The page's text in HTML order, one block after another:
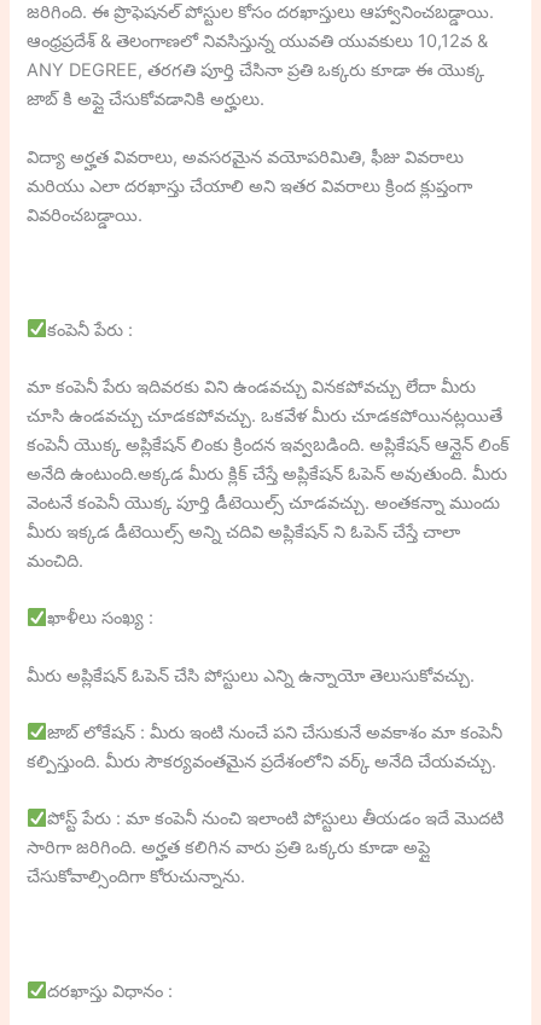
జరిగింది. ఈ ప్రొఫెషనల్ పోస్టుల కోసం దరఖాస్తులు ఆహ్వానించబడ్డాయి.
ఆంధ్రప్రదేశ్ & తెలంగాణలో నివసిస్తున్న యువతి యువకులు 10,12వ &
ANY DEGREE, తరగతి పూర్తి చేసినా ప్రతి ఒక్కరు కూడా ఈ యొక్క
జాబ్ కి అప్లై చేసుకోవడానికి అర్హులు.
విద్యా అర్హత వివరాలు, అవసరమైన వయోపరిమితి, ఫీజు వివరాలు
మరియు ఎలా దరఖాస్తు చేయాలి అని ఇతర వివరాలు క్రింద క్లుప్తంగా
వివరించబడ్డాయి.
కంపెనీ పేరు :
మా కంపెనీ పేరు ఇదివరకు విని ఉండవచ్చు వినకపోవచ్చు లేదా మీరు
చూసి ఉండవచ్చు చూడకపోవచ్చు. ఒకవేళ మీరు చూడకపోయినట్లయితే
కంపెనీ యొక్క అప్లికేషన్ లింకు క్రిందన ఇవ్వబడింది. అప్లికేషన్ ఆన్లైన్ లింక్
అనేది ఉంటుంది.అక్కడ మీరు క్లిక్ చేస్తే అప్లికేషన్ ఓపెన్ అవుతుంది. మీరు
వెంటనే కంపెనీ యొక్క పూర్తి డీటెయిల్స్ చూడవచ్చు. అంతకన్నా ముందు
మీరు ఇక్కడ డీటెయిల్స్ అన్ని చదివి అప్లికేషన్ ని ఓపెన్ చేస్తే చాలా
మంచిది.
ఖాళీలు సంఖ్య :
మీరు అప్లికేషన్ ఓపెన్ చేసి పోస్టులు ఎన్ని ఉన్నాయో తెలుసుకోవచ్చు.
జాబ్ లోకేషన్ : మీరు ఇంటి నుంచే పని చేసుకునే అవకాశం మా కంపెనీ
కల్పిస్తుంది. మీరు సౌకర్యవంతమైన ప్రదేశంలోని వర్క్ అనేది చేయవచ్చు.
పోస్ట్ పేరు : మా కంపెనీ నుంచి ఇలాంటి పోస్టులు తీయడం ఇదే మొదటి
సారిగా జరిగింది. అర్హత కలిగిన వారు ప్రతి ఒక్కరు కూడా అప్లై
చేసుకోవాల్సిందిగా కోరుచున్నాను.
దరఖాస్తు విధానం :